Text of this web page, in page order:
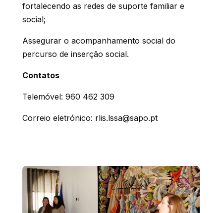
fortalecendo as redes de suporte familiar e
social;
Assegurar o acompanhamento social do
percurso de inserção social.
Contatos
Telemóvel: 960 462 309
Correio eletrónico: rlis.lssa@sapo.pt